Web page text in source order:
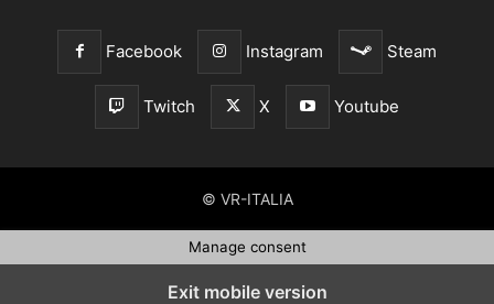
Facebook Instagram Steam
Twitch X Youtube
© VR-ITALIA
Manage consent
Exit mobile version